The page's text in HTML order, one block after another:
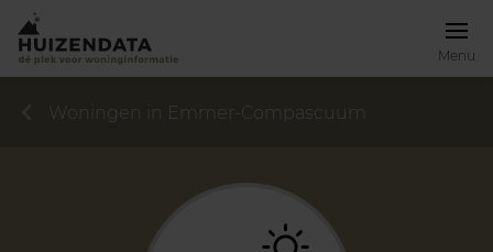
Menu
Woningen in Emmer-Compascuum